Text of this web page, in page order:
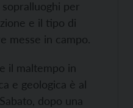
per
e il tipo di
messe in campo.
il maltempo in
e geologica è al
dopo una